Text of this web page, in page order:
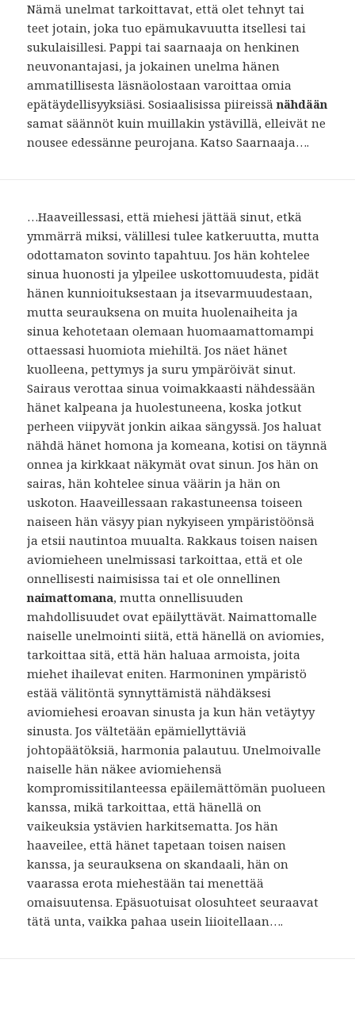
Nämä unelmat tarkoittavat, että olet tehnyt tai
teet jotain, joka tuo epämukavuutta itsellesi tai
sukulaisillesi. Pappi tai saarnaaja on henkinen
neuvonantajasi, ja jokainen unelma hänen
ammatillisesta läsnäolostaan ​​varoittaa omia
epätäydellisyyksiäsi. Sosiaalisissa piireissänähdään
samat säännöt kuin muillakin ystävillä, elleivät ne
nousee edessänne peurojana. Katso Saarnaaja….
…Haaveillessasi, että miehesi jättää sinut, etkä
ymmärrä miksi, välillesi tulee katkeruutta, mutta
odottamaton sovinto tapahtuu. Jos hän kohtelee
sinua huonosti ja ylpeilee uskottomuudesta, pidät
hänen kunnioituksestaan ​​ja itsevarmuudestaan,
mutta seurauksena on muita huolenaiheita ja
sinua kehotetaan olemaan huomaamattomampi
ottaessasi huomiota miehiltä. Jos näet hänet
kuolleena, pettymys ja suru ympäröivät sinut.
Sairaus verottaa sinua voimakkaasti nähdessään
hänet kalpeana ja huolestuneena, koska jotkut
perheen viipyvät jonkin aikaa sängyssä. Jos haluat
nähdä hänet homona ja komeana, kotisi on täynnä
onnea ja kirkkaat näkymät ovat sinun. Jos hän on
sairas, hän kohtelee sinua väärin ja hän on
uskoton. Haaveillessaan rakastuneensa toiseen
naiseen hän väsyy pian nykyiseen ympäristöönsä
ja etsii nautintoa muualta. Rakkaus toisen naisen
aviomieheen unelmissasi tarkoittaa, että et ole
onnellisesti naimisissa tai et ole onnellinen
naimattomana, mutta onnellisuuden
mahdollisuudet ovat epäilyttävät. Naimattomalle
naiselle unelmointi siitä, että hänellä on aviomies,
tarkoittaa sitä, että hän haluaa armoista, joita
miehet ihailevat eniten. Harmoninen ympäristö
estää välitöntä synnyttämistä nähdäksesi
aviomiehesi eroavan sinusta ja kun hän vetäytyy
sinusta. Jos vältetään epämiellyttäviä
johtopäätöksiä, harmonia palautuu. Unelmoivalle
naiselle hän näkee aviomiehensä
kompromissitilanteessa epäilemättömän puolueen
kanssa, mikä tarkoittaa, että hänellä on
vaikeuksia ystävien harkitsematta. Jos hän
haaveilee, että hänet tapetaan toisen naisen
kanssa, ja seurauksena on skandaali, hän on
vaarassa erota miehestään tai menettää
omaisuutensa. Epäsuotuisat olosuhteet seuraavat
tätä unta, vaikka pahaa usein liioitellaan….